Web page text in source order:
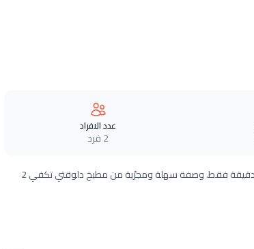
عدد الافراد
2 فرد
طريقة عمل التورتليني بالكريمة والمشروم خطوة بخطوة بـ5 مكونات وفي 30 دقيقة فقط. وصفة سهلة ومجرّبة من مطبخ دلوقتي تكفي 2